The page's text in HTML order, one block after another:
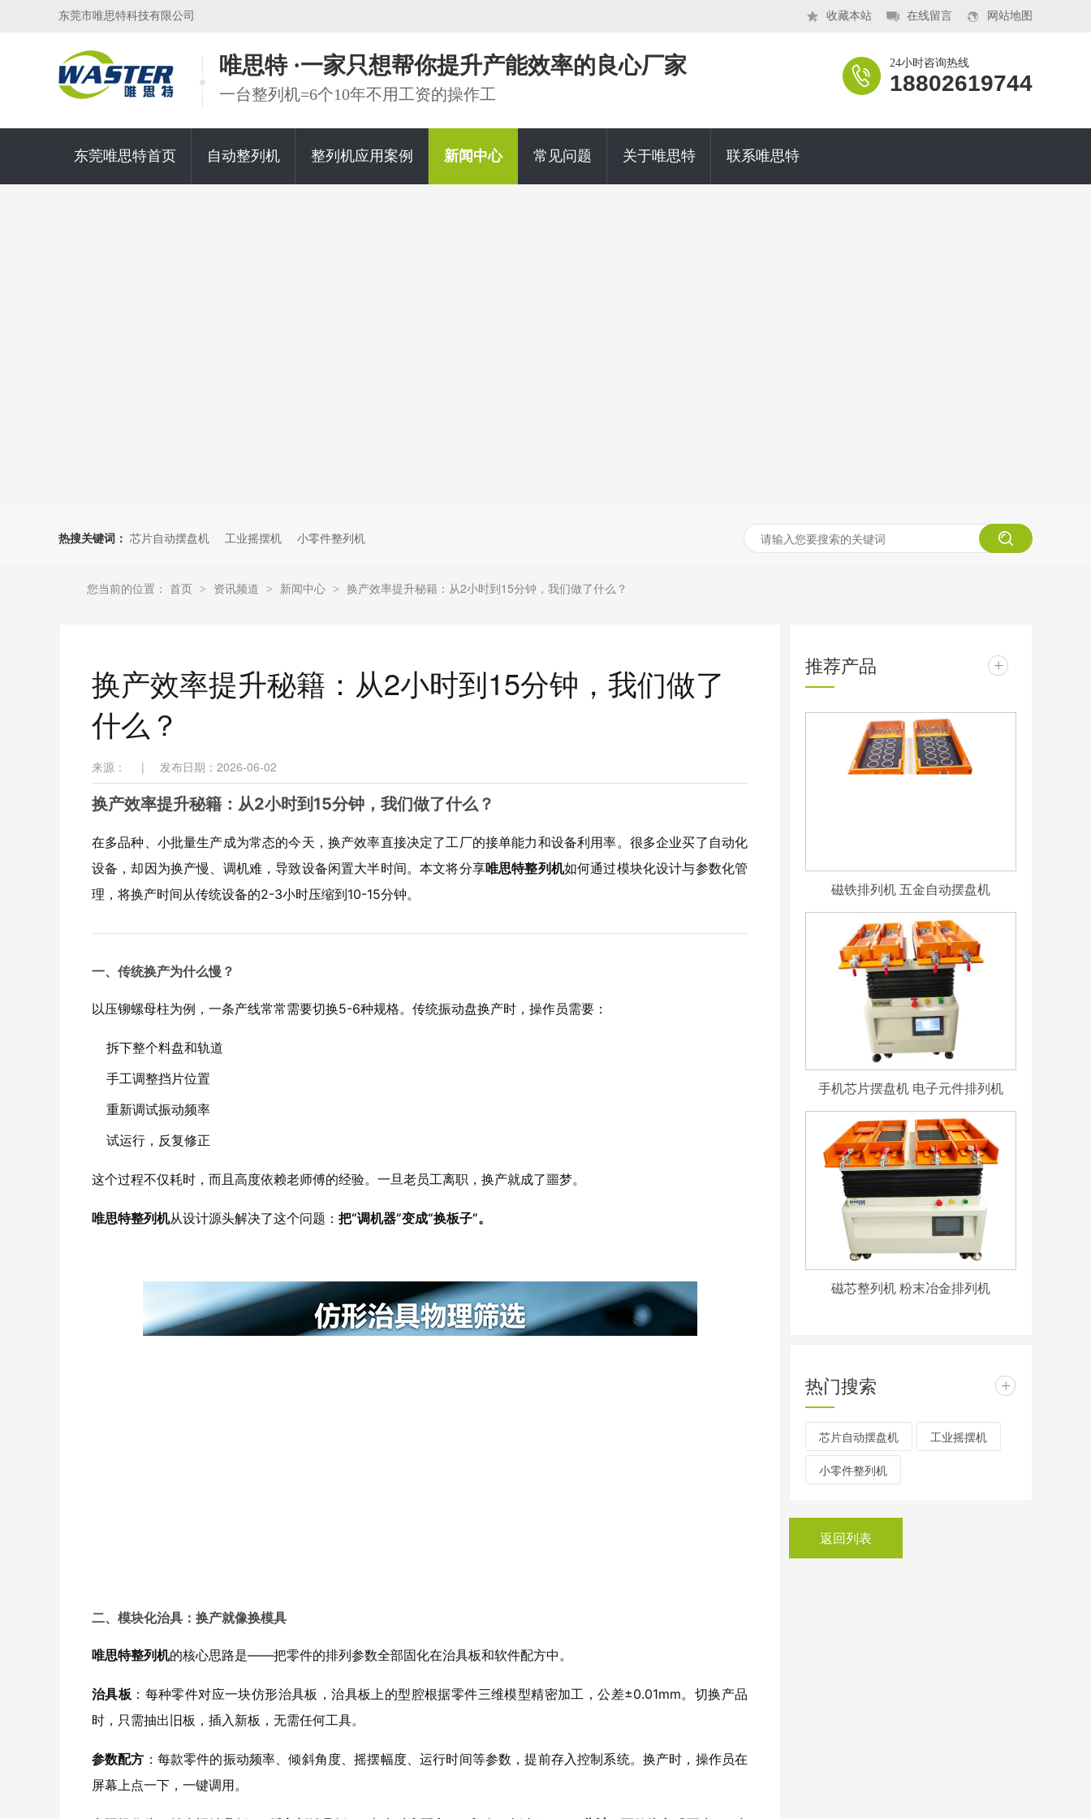
收藏本站 在线留言 网站地图
东莞市唯思特科技有限公司
唯思特 ·一家只想帮你提升产能效率的良心厂家
一台整列机=6个10年不用工资的操作工
24小时咨询热线
18802619744
东莞唯思特首页 自动整列机 整列机应用案例 新闻中心 常见问题 关于唯思特 联系唯思特
热搜关键词： 芯片自动摆盘机 工业摇摆机 小零件整列机
您当前的位置： 首页 > 资讯频道 > 新闻中心 > 换产效率提升秘籍：从2小时到15分钟，我们做了什么？
换产效率提升秘籍：从2小时到15分钟，我们做了
什么？
来源： | 发布日期：2026-06-02
换产效率提升秘籍：从2小时到15分钟，我们做了什么？
在多品种、小批量生产成为常态的今天，换产效率直接决定了工厂的接单能力和设备利用率。很多企业买了自动化
设备，却因为换产慢、调机难，导致设备闲置大半时间。本文将分享唯思特整列机如何通过模块化设计与参数化管
理，将换产时间从传统设备的2-3小时压缩到10-15分钟。
一、传统换产为什么慢？
以压铆螺母柱为例，一条产线常常需要切换5-6种规格。传统振动盘换产时，操作员需要：
拆下整个料盘和轨道
手工调整挡片位置
重新调试振动频率
试运行，反复修正
这个过程不仅耗时，而且高度依赖老师傅的经验。一旦老员工离职，换产就成了噩梦。
唯思特整列机从设计源头解决了这个问题： 把“调机器”变成“换板子”。
二、模块化治具：换产就像换模具
唯思特整列机的核心思路是——把零件的排列参数全部固化在治具板和软件配方中。
治具板 ：每种零件对应一块仿形治具板，治具板上的型腔根据零件三维模型精密加工，公差±0.01mm。切换产品
时，只需抽出旧板，插入新板，无需任何工具。
参数配方 ：每款零件的振动频率、倾斜角度、摇摆幅度、运行时间等参数，提前存入控制系统。换产时，操作员在
屏幕上点一下，一键调用。
推荐产品 +
磁铁排列机 五金自动摆盘机
手机芯片摆盘机 电子元件排列机
磁芯整列机 粉末冶金排列机
热门搜索 +
芯片自动摆盘机 工业摇摆机
小零件整列机
返回列表